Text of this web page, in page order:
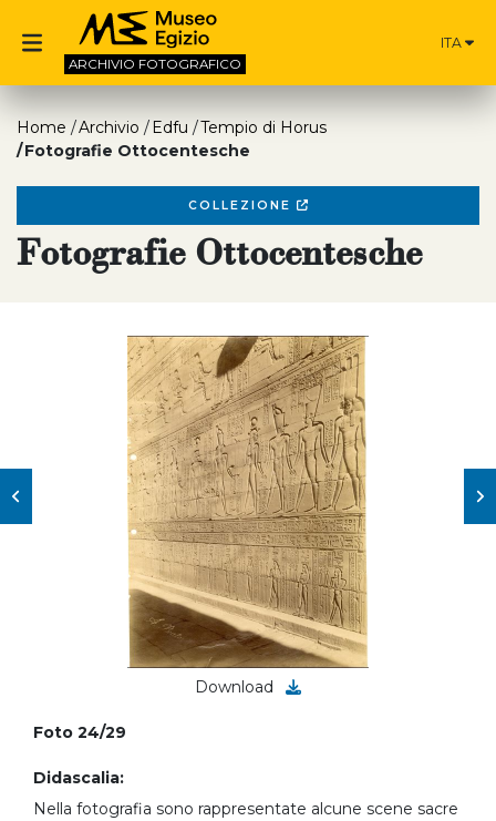
ARCHIVIO FOTOGRAFICO
ITA
Home Archivio Edfu
Tempio di Horus
Fotografie Ottocentesche
COLLEZIONE
Fotografie Ottocentesche
Download
Foto 24/29
Didascalia:
Nella fotografia sono rappresentate alcune scene sacre